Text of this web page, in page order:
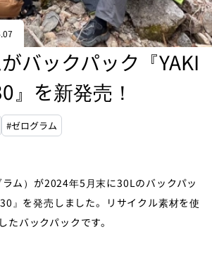
バックパック『YAKI
』を新発売！
#ゼログラム
ラム）が2024年5月末に30Lのバックパッ
』を発売しました。リサイクル素材を使
たバックパックです。